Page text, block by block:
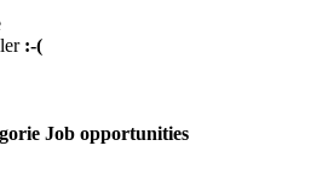
:-(
Job opportunities